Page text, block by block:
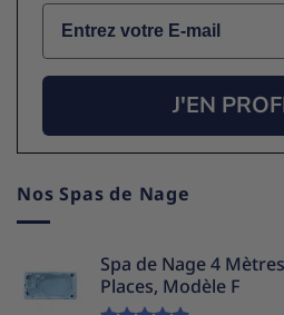
Email
J'EN
Nos Spas de Nage
Spa de Nage 4
Places, Modèle F